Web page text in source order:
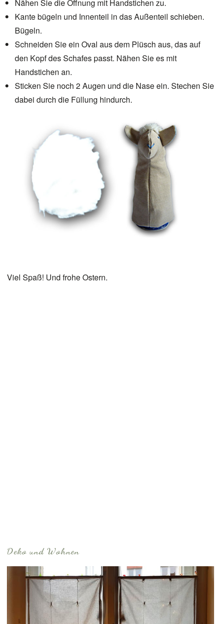
Nähen Sie die Öffnung mit Handstichen zu.
Kante bügeln und Innenteil in das Außenteil schieben.
Bügeln.
Schneiden Sie ein Oval aus dem Plüsch aus, das auf
den Kopf des Schafes passt. Nähen Sie es mit
Handstichen an.
Sticken Sie noch 2 Augen und die Nase ein. Stechen Sie
dabei durch die Füllung hindurch.
Viel Spaß! Und frohe Ostern.
Deko und Wohnen